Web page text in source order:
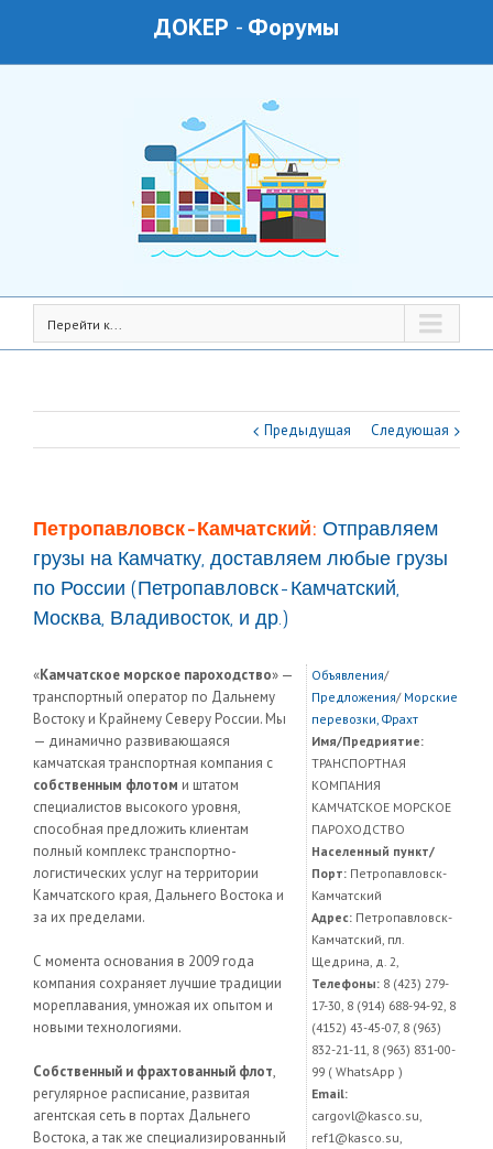
ДОКЕР - Форумы
Перейти к...
Предыдущая Следующая
Петропавловск-Камчатский: Отправляем
грузы на Камчатку, доставляем любые грузы
по России (Петропавловск-Камчатский,
Москва, Владивосток, и др.)
«Камчатское морское пароходство» —
транспортный оператор по Дальнему
Востоку и Крайнему Северу России. Мы
— динамично развивающаяся
камчатская транспортная компания с
собственным флотом и штатом
специалистов высокого уровня,
способная предложить клиентам
полный комплекс транспортно-
логистических услуг на территории
Камчатского края, Дальнего Востока и
за их пределами.
С момента основания в 2009 года
компания сохраняет лучшие традиции
мореплавания, умножая их опытом и
новыми технологиями.
Собственный и фрахтованный флот,
регулярное расписание, развитая
агентская сеть в портах Дальнего
Востока, а так же специализированный
Объявления/
Предложения/ Морские
перевозки, Фрахт
Имя/Предриятие:
ТРАНСПОРТНАЯ
КОМПАНИЯ
КАМЧАТСКОЕ МОРСКОЕ
ПАРОХОДСТВО
Населенный пункт/
Порт:Петропавловск-
Камчатский
Адрес:Петропавловск-
Камчатский, пл.
Щедрина, д. 2,
Телефоны:8 (423) 279-
17-30, 8 (914) 688-94-92, 8
(4152) 43-45-07, 8 (963)
832-21-11, 8 (963) 831-00-
99 ( WhatsApp )
Email:
cargovl@kasco.su,
ref1@kasco.su,